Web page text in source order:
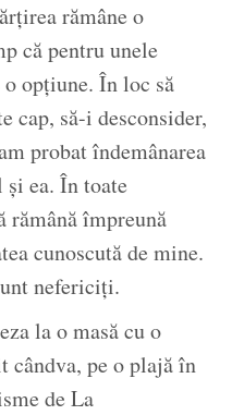
rămâne o
că pentru unele
opțiune. În loc să
cap, să-i desconsider,
probat îndemânarea
și ea. În toate
rămână împreună
cunoscută de mine.
nefericiți.
la o masă cu o
pe o plajă în
de La